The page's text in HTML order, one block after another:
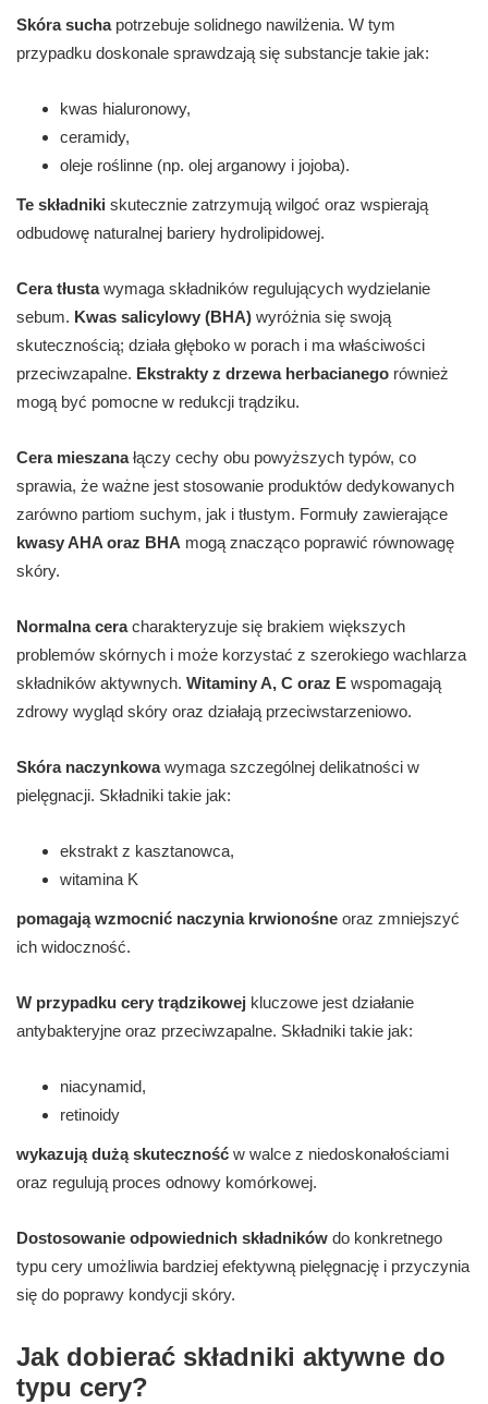
Skóra suchapotrzebuje solidnego nawilżenia. W tym
przypadku doskonale sprawdzają się substancje takie jak:
kwas hialuronowy,
ceramidy,
oleje roślinne (np. olej arganowy i jojoba).
Te składniki skutecznie zatrzymują wilgoć oraz wspierają
odbudowę naturalnej bariery hydrolipidowej.
Cera tłustawymaga składników regulujących wydzielanie
sebum. Kwas salicylowy (BHA) wyróżnia się swoją
skutecznością; działa głęboko w porach i ma właściwości
przeciwzapalne. Ekstrakty z drzewa herbacianego również
mogą być pomocne w redukcji trądziku.
Cera mieszanałączy cechy obu powyższych typów, co
sprawia, że ważne jest stosowanie produktów dedykowanych
zarówno partiom suchym, jak i tłustym. Formuły zawierające
kwasy AHA oraz BHA mogą znacząco poprawić równowagę
skóry.
Normalna ceracharakteryzuje się brakiem większych
problemów skórnych i może korzystać z szerokiego wachlarza
składników aktywnych. Witaminy A, C oraz E wspomagają
zdrowy wygląd skóry oraz działają przeciwstarzeniowo.
Skóra naczynkowawymaga szczególnej delikatności w
pielęgnacji. Składniki takie jak:
ekstrakt z kasztanowca,
witamina K
pomagają wzmocnić naczynia krwionośne oraz zmniejszyć
ich widoczność.
W przypadku cery trądzikowej kluczowe jest działanie
antybakteryjne oraz przeciwzapalne. Składniki takie jak:
niacynamid,
retinoidy
wykazują dużą skuteczność w walce z niedoskonałościami
oraz regulują proces odnowy komórkowej.
Dostosowanie odpowiednich składników do konkretnego
typu cery umożliwia bardziej efektywną pielęgnację i przyczynia
się do poprawy kondycji skóry.
Jak dobierać składniki aktywne do
typu cery?